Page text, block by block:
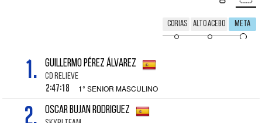
Corias Alto Acebo Meta
1. GUILLERMO PÉREZ ÁLVAREZ
CD RELIEVE
2:47:18 1° SENIOR MASCULINO
2. OSCAR BUJAN RODRIGUEZ